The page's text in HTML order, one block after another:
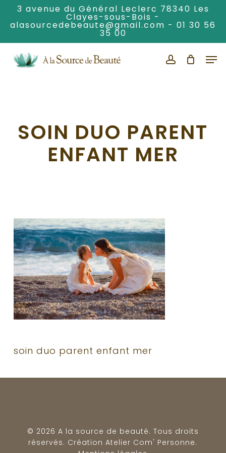
Skip
main
content
3 avenue du Général Leclerc 78340 Les
Clayes-sous-Bois -
alasourcedebeaute@gmail.com - 01 30 56
35 00
account
SOIN DUO PARENT
ENFANT MER
soin duo parent enfant mer
© 2026 A la source de beauté. Tous droits
réservés. CréationAtelier Com' Personne.
Menu